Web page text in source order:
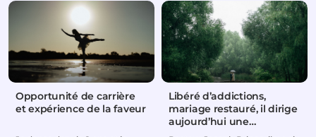
Opportunité de carrière
et expérience de la faveur
Libéré d’addictions,
mariage restauré, il dirige
aujourd’hui une